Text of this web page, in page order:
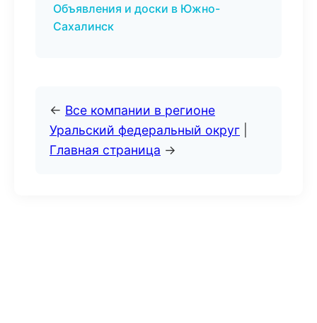
Объявления и доски в Южно-
Сахалинск
← Все компании в регионе
Уральский федеральный округ
Главная страница →